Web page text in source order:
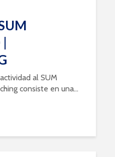
|
al SUM
consiste en una...